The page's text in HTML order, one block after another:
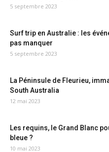
5 septembre 2023
Surf trip en Australie : les
pas manquer
5 septembre 2023
La Péninsule de Fleurieu,
South Australia
12 mai 2023
Les requins, le Grand Blanc
bleue ?
10 mai 2023